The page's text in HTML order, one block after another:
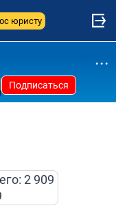
юристу
Подписаться
...
2 909